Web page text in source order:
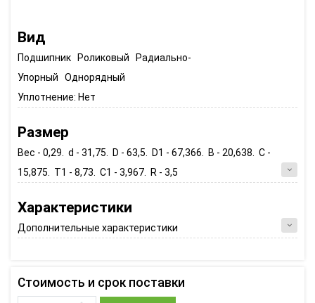
Вид
Подшипник Роликовый Радиально-
Упорный Однорядный
Уплотнение: Нет
Размер
Вес - 0,29. d - 31,75. D - 63,5. D1 - 67,366. B - 20,638. C -
15,875. T1 - 8,73. C1 - 3,967. R - 3,5
Характеристики
Дополнительные характеристики
Стоимость и срок поставки